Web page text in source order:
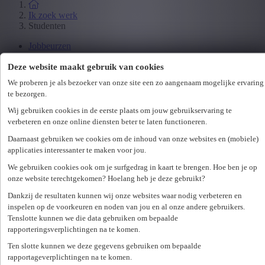
Deze website maakt gebruik van cookies
We proberen je als bezoeker van onze site een zo aangenaam mogelijke ervaring
te bezorgen.
Wij gebruiken cookies in de eerste plaats om jouw gebruikservaring te
verbeteren en onze online diensten beter te laten functioneren.
Daarnaast gebruiken we cookies om de inhoud van onze websites en (mobiele)
applicaties interessanter te maken voor jou.
We gebruiken cookies ook om je surfgedrag in kaart te brengen. Hoe ben je op
onze website terechtgekomen? Hoelang heb je deze gebruikt?
Dankzij de resultaten kunnen wij onze websites waar nodig verbeteren en
inspelen op de voorkeuren en noden van jou en al onze andere gebruikers.
Tenslotte kunnen we die data gebruiken om bepaalde
rapporteringsverplichtingen na te komen.
Ten slotte kunnen we deze gegevens gebruiken om bepaalde
rapportageverplichtingen na te komen.
Ik zoek werk
Studenten
Jobbeurzen
Wetgeving
Ik zoek personeel
Specialisaties
Customer Care
Accounting & Finance
Maritiem
Ik zoek personeel
Hr-diensten
Assessments
Flexi-jobs
Projectsourcing